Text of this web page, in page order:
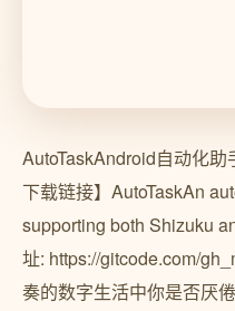
AutoTaskAndroid自动化
下载链接】AutoTaskAn
supporting both Shizuku
址: https://gitcode.com/
奏的数字生活中你是否厌